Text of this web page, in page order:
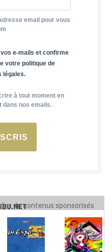
email pour vous
e-mails et confirme
votre politique de
légales.
à tout moment en
dans nos emails.
de contenus sponsorisés